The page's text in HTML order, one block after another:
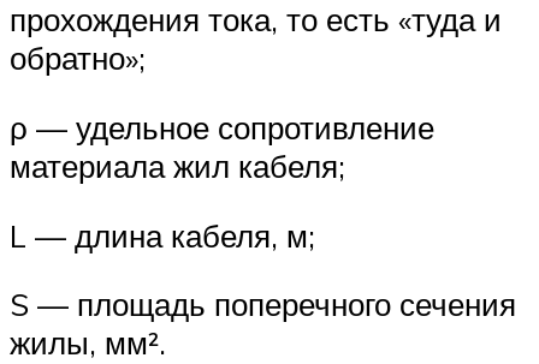
прохождения тока, то есть «туда и
обратно»;
ρ — удельное сопротивление
материала жил кабеля;
L — длина кабеля, м;
S — площадь поперечного сечения
жилы, мм².